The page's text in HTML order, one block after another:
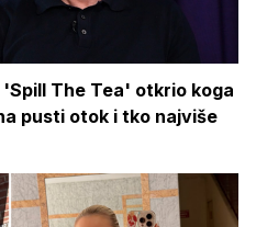
The Tea' otkrio koga
pusti otok i tko najviše